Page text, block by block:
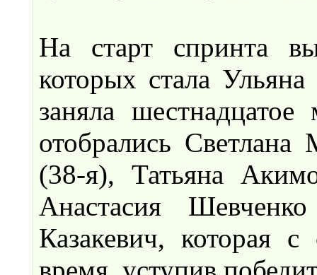
На старт спринта
которых стала
заняла
отобрались Светлана
(38-я), Татьяна
Анастасия
Казакевич, которая